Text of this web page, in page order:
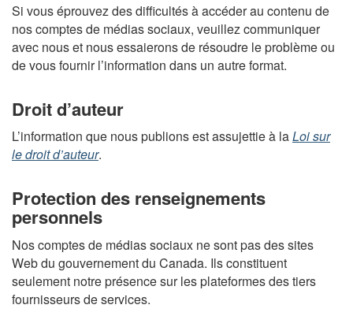
Si vous éprouvez des difficultés à accéder au contenu de
nos comptes de médias sociaux, veuillez communiquer
avec nous et nous essaierons de résoudre le problème ou
de vous fournir l’information dans un autre format.
Droit d’auteur
L’information que nous publions est assujettie à laLoi sur
le droit d’auteur.
Protection des renseignements
personnels
Nos comptes de médias sociaux ne sont pas des sites
Web du gouvernement du Canada. Ils constituent
seulement notre présence sur les plateformes des tiers
fournisseurs de services.